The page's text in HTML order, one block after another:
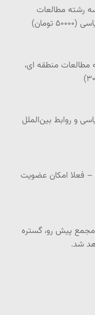
رشته مطالعات‌
تومان)
منطقه ای،
و روابط بین‌الملل
– فعلا امکان عضویت
پیش رو، گستره
شد.